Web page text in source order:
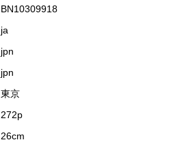
BN10309918
ja
jpn
jpn
東京
272p
26cm